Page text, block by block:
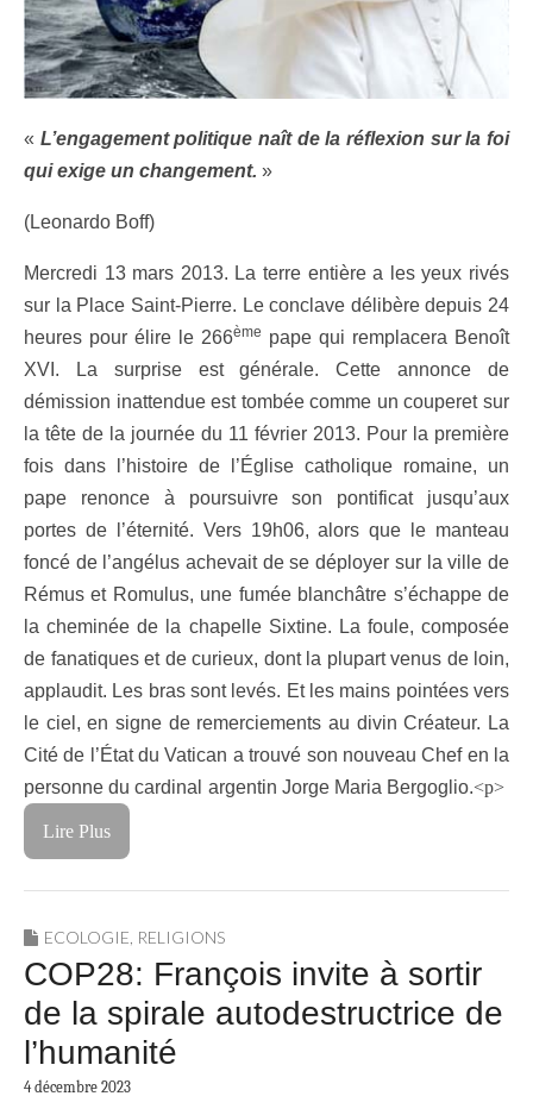
« L’engagement politique naît de la réflexion sur la foi
qui exige un changement. »
(Leonardo Boff)
Mercredi 13 mars 2013. La terre entière a les yeux rivés
sur la Place Saint-Pierre. Le conclave délibère depuis 24
heures pour élire le 266ème pape qui remplacera Benoît
XVI. La surprise est générale. Cette annonce de
démission inattendue est tombée comme un couperet sur
la tête de la journée du 11 février 2013. Pour la première
fois dans l’histoire de l’Église catholique romaine, un
pape renonce à poursuivre son pontificat jusqu’aux
portes de l’éternité. Vers 19h06, alors que le manteau
foncé de l’angélus achevait de se déployer sur la ville de
Rémus et Romulus, une fumée blanchâtre s’échappe de
la cheminée de la chapelle Sixtine. La foule, composée
de fanatiques et de curieux, dont la plupart venus de loin,
applaudit. Les bras sont levés. Et les mains pointées vers
le ciel, en signe de remerciements au divin Créateur. La
Cité de l’État du Vatican a trouvé son nouveau Chef en la
personne du cardinal argentin Jorge Maria Bergoglio.<p>
Lire Plus
ECOLOGIE, RELIGIONS
COP28: François invite à sortir
de la spirale autodestructrice de
l’humanité
4 décembre 2023